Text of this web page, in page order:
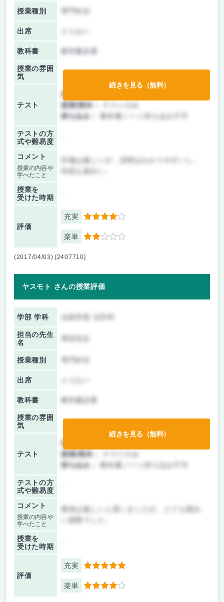
授業種別
出席
教科書 教科書必要
授業の雰囲
気
テスト
前期/中間：
後期/期末：
持ち込み：
教科書ノート持ち込み不可
テストの方
式や難易度
コメント
授業の内容や
学べたこと
評価は厳しいが、説明はわかりやすいし、
授業を
受けた時期
評価
充実 4
楽単 2
続きを見る（無料）
(2017/04/03) [2407710]
ヤスモト さんの授業評価
学部 学科 法経学部 法学科
担当の先生
名
授業種別
出席
教科書 教科書必要
授業の雰囲
気
テスト
前期/中間：
後期/期末：
持ち込み：
教科書ノート持ち込み不可
テストの方
式や難易度
コメント
授業の内容や
学べたこと
最初は厳しいと思いましたが、とても面白
授業を
受けた時期
評価
充実 5
楽単 4
続きを見る（無料）